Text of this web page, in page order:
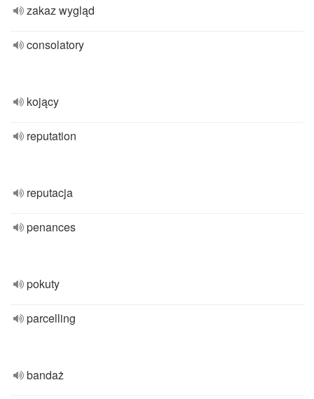
zakaz wygląd
consolatory
kojący
reputation
reputacja
penances
pokuty
parcelling
bandaż